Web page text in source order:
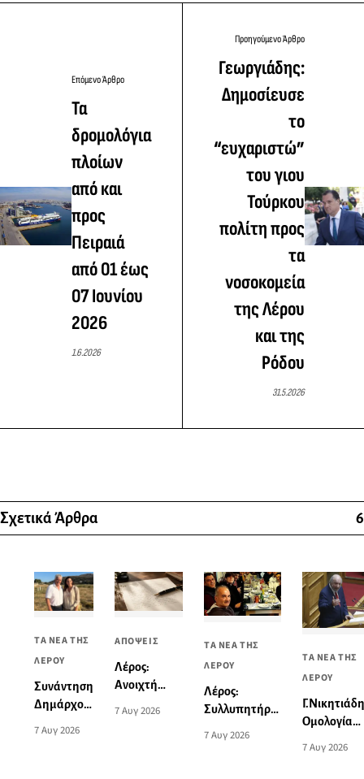
Επόμενο Άρθρο
Τα
δρομολόγια
πλοίων
από και
προς
Πειραιά
από 01 έως
07 Ιουνίου
2026
1.6.2026
Προηγούμενο Άρθρο
Γεωργιάδης:
Δημοσίευσε
το
“ευχαριστώ”
του γιου
Τούρκου
πολίτη προς
τα
νοσοκομεία
της Λέρου
και της
Ρόδου
31.5.2026
Σχετικά Άρθρα 6
ΤΑ ΝΕΑ ΤΗΣ
ΛΕΡΟΥ
Συνάντηση
Δημάρχου
7 Αυγ 2026
ΑΠΟΨΕΙΣ
Λέρος:
Ανοιχτή
σχετικά με
7 Αυγ 2026
ΤΑ ΝΕΑ ΤΗΣ
ΛΕΡΟΥ
Λέρος:
Συλλυπητήρια
του Πανιωνίου
7 Αυγ 2026
ΤΑ ΝΕΑ ΤΗΣ
ΛΕΡΟΥ
Ομολογία
αποτυχίας
7 Αυγ 2026